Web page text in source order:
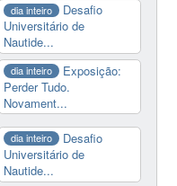
dia inteiro
Desafio
Universitário de
Nautide...
dia inteiro
Exposição:
Perder Tudo.
Novament...
dia inteiro
Desafio
Universitário de
Nautide...